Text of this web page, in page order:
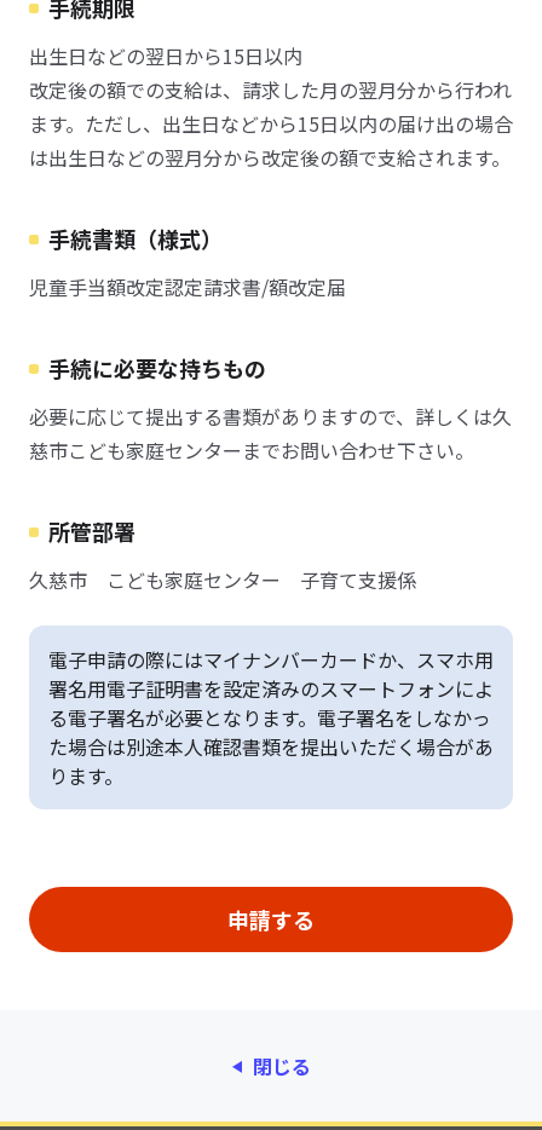
手続期限
出生日などの翌日から15日以内
改定後の額での支給は、請求した月の翌月分から行われ
ます。ただし、出生日などから15日以内の届け出の場合
は出生日などの翌月分から改定後の額で支給されます。
手続書類（様式）
児童手当額改定認定請求書/額改定届
手続に必要な持ちもの
必要に応じて提出する書類がありますので、詳しくは久
慈市こども家庭センターまでお問い合わせ下さい。
所管部署
久慈市 こども家庭センター 子育て支援係
電子申請の際にはマイナンバーカードか、スマホ用
署名用電子証明書を設定済みのスマートフォンによ
る電子署名が必要となります。電子署名をしなかっ
た場合は別途本人確認書類を提出いただく場合があ
ります。
閉じる